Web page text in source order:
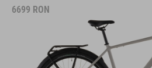
6699 RON